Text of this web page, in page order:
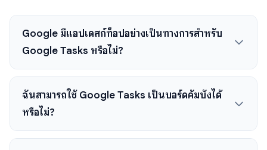
Google มีแอปเดสก์ท็อปอย่างเป็นทางการสำหรับ
Google Tasks หรือไม่?
ฉันสามารถใช้ Google Tasks เป็นบอร์ดคัมบังได้
หรือไม่?